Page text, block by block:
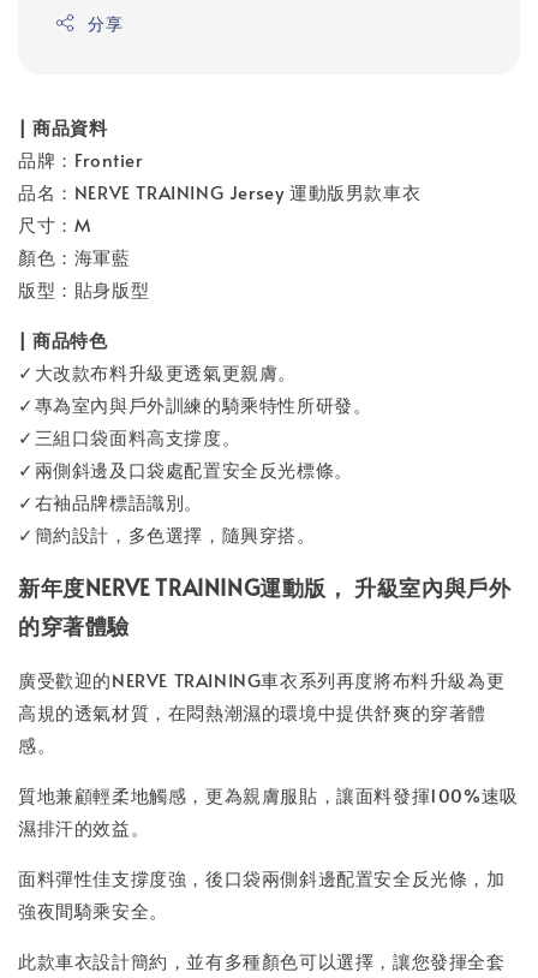
分享
| 商品資料
品牌：Frontier
品名：NERVE TRAINING Jersey 運動版男款車衣
尺寸：M
顏色：海軍藍
版型：貼身版型
| 商品特色
✓大改款布料升級更透氣更親膚。
✓專為室內與戶外訓練的騎乘特性所研發。
✓三組口袋面料高支撐度。
✓兩側斜邊及口袋處配置安全反光標條。
✓右袖品牌標語識別。
✓簡約設計，多色選擇，隨興穿搭。
新年度NERVE TRAINING運動版， 升級室內與戶外
的穿著體驗
廣受歡迎的NERVE TRAINING車衣系列再度將布料升級為更
高規的透氣材質，在悶熱潮濕的環境中提供舒爽的穿著體
感。
質地兼顧輕柔地觸感，更為親膚服貼，讓面料發揮100%速吸
濕排汗的效益。
面料彈性佳支撐度強，後口袋兩側斜邊配置安全反光條，加
強夜間騎乘安全。
此款車衣設計簡約，並有多種顏色可以選擇，讓您發揮全套